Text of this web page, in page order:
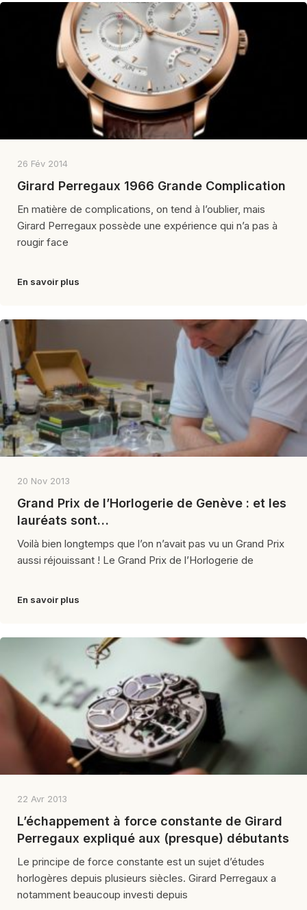
26 Fév 2014
Girard Perregaux 1966 Grande Complication
En matière de complications, on tend à l’oublier, mais
Girard Perregaux possède une expérience qui n’a pas à
rougir face
En savoir plus
20 Nov 2013
Grand Prix de l’Horlogerie de Genève : et les
lauréats sont…
Voilà bien longtemps que l’on n’avait pas vu un Grand Prix
aussi réjouissant ! Le Grand Prix de l’Horlogerie de
En savoir plus
22 Avr 2013
L’échappement à force constante de Girard
Perregaux expliqué aux (presque) débutants
Le principe de force constante est un sujet d’études
horlogères depuis plusieurs siècles. Girard Perregaux a
notamment beaucoup investi depuis